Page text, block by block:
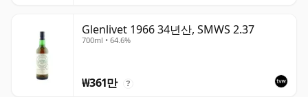
Glenlivet 1966 34년산, SMWS 2.37
700ml • 64.6%
₩361만 ?